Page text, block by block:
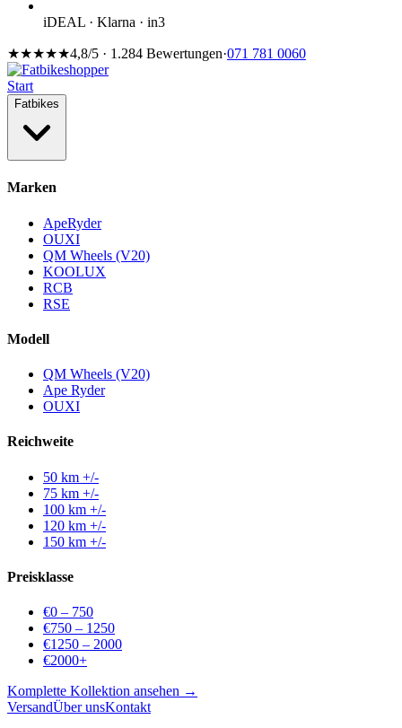
iDEAL · Klarna · in3
★★★★★4,8/5 · 1.284 Bewertungen·071 781 0060
Start
Fatbikes
Marken
ApeRyder
OUXI
QM Wheels (V20)
KOOLUX
RCB
RSE
Modell
QM Wheels (V20)
Ape Ryder
OUXI
Reichweite
50 km +/-
75 km +/-
100 km +/-
120 km +/-
150 km +/-
Preisklasse
€0 – 750
€750 – 1250
€1250 – 2000
€2000+
Komplette Kollektion ansehen →
VersandÜber unsKontakt